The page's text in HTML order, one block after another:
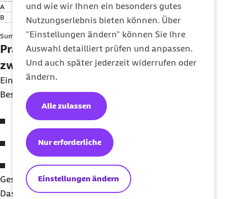
und wie wir Ihnen ein besonders gutes
Nutzungserlebnis bieten können. Über
"Einstellungen ändern" können Sie Ihre
Auswahl detailliert prüfen und anpassen.
Und auch später jederzeit widerrufen oder
ändern.
Einstellungen ändern
Nur erforderliche
Alle zulassen
A 4.000 €
3.321,43 €
B
3.000 € 2.491,07 €
Summe 7.000 € 5.812,50 €
Praxisbeispiel B: Ein Hauptjob und
zwei Minijobs
Eine Mitarbeiterin hat parallel drei
Beschäftigungen:
Arbeitgeber A (Hauptjob):
Arbeitgeber B (Minijob):
Arbeitgeber C (Minijob):603 €
Gesamtentgelt:4.206 €
Das Gesamtentgelt aus der Beschäftigung A und C